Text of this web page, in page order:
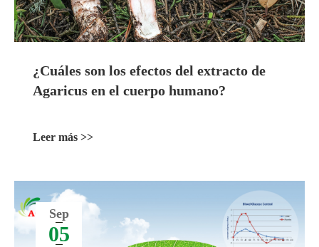
¿Cuáles son los efectos del extracto de
Agaricus en el cuerpo humano?
Leer más >>
Sep
05